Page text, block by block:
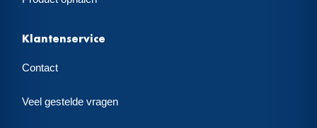
Klantenservice
Contact
Veel gestelde vragen